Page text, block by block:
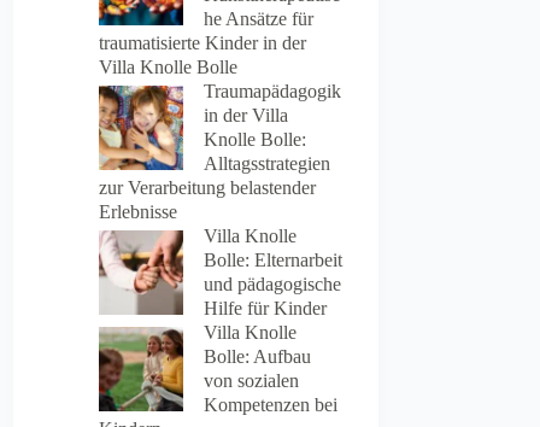
he Ansätze für
traumatisierte Kinder in der
Villa Knolle Bolle
Traumapädagogik
in der Villa
Knolle Bolle:
Alltagsstrategien
zur Verarbeitung belastender
Erlebnisse
Villa Knolle
Bolle: Elternarbeit
und pädagogische
Hilfe für Kinder
Villa Knolle
Bolle: Aufbau
von sozialen
Kompetenzen bei